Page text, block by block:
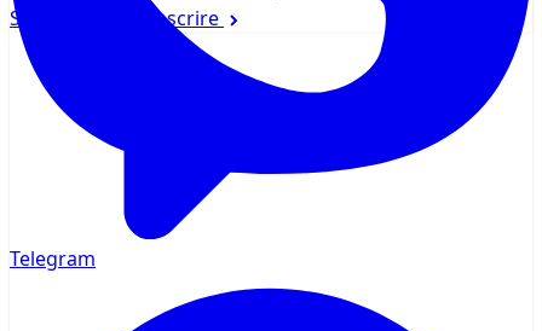
Se connecter S'inscrire
Telegram